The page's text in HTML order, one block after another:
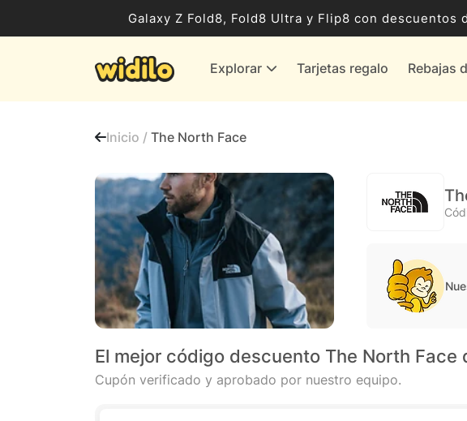
Galaxy Z Fold8, Fold8 Ultra y Flip8 con descuentos
Explorar Tarjetas regalo Rebajas
Ocio, Entretenimiento y Cultura
Proveedores de gas y energía
Todas las tiendas
Inicio / The North Face
El mejor código descuento The North Face
Cupón verificado y aprobado por nuestro equipo.